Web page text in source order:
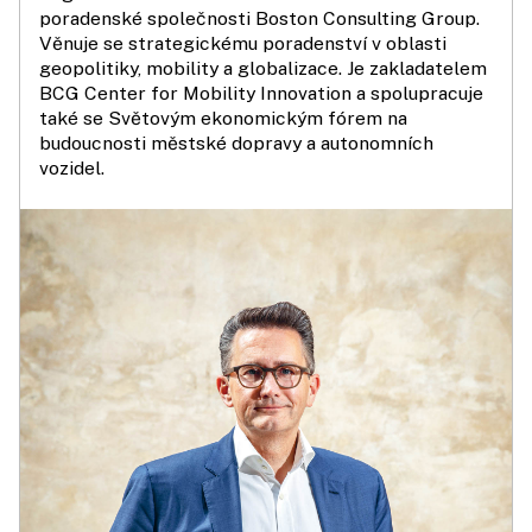
poradenské společnosti Boston Consulting Group.
Věnuje se strategickému poradenství v oblasti
geopolitiky, mobility a globalizace. Je zakladatelem
BCG Center for Mobility Innovation a spolupracuje
také se Světovým ekonomickým fórem na
budoucnosti městské dopravy a autonomních
vozidel.